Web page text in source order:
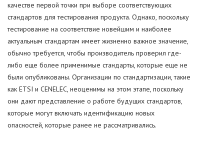
качестве первой точки при выборе соответствующих
стандартов для тестирования продукта. Однако, поскольку
тестирование на соответствие новейшим и наиболее
актуальным стандартам имеет жизненно важное значение,
обычно требуется, чтобы производитель проверил где-
либо еще более применимые стандарты, которые еще не
были опубликованы. Организации по стандартизации, такие
как ETSI и CENELEC, неоценимы на этом этапе, поскольку
они дают представление о работе будущих стандартов,
которые могут включать идентификацию новых
опасностей, которые ранее не рассматривались.